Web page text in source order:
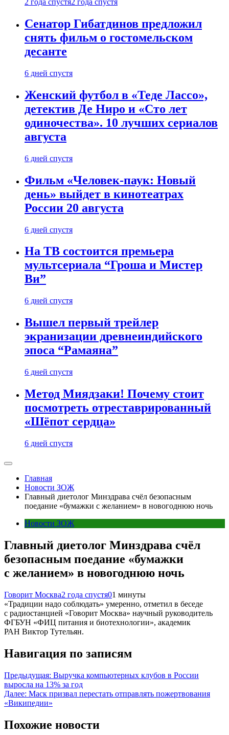
2 года спустя2 года спустя
Сенатор Гибатдинов предложил
снять фильм о гостомельском
десанте
6 дней спустя
Женский футбол в «Теде Лассо»,
детектив Де Ниро и «Сто лет
одиночества». 10 лучших сериалов
августа
6 дней спустя
Фильм «Человек-паук: Новый
день» выйдет в кинотеатрах
России 20 августа
6 дней спустя
На ТВ состоится премьера
мультсериала “Гроша и Мистер
Ви”
6 дней спустя
Вышел первый трейлер
экранизации древнеиндийского
эпоса “Рамаяна”
6 дней спустя
Метод Миядзаки! Почему стоит
посмотреть отреставрированный
«Шёпот сердца»
6 дней спустя
Главная
Новости ЗОЖ
Главный диетолог Минздрава счёл безопасным
поедание «бумажки с желанием» в новогоднюю ночь
Новости ЗОЖ
Главный диетолог Минздрава счёл
безопасным поедание «бумажки
с желанием» в новогоднюю ночь
Говорит Москва2 года спустя01 минуты
«Традиции надо соблюдать» умеренно, отметил в беседе
с радиостанцией «Говорит Москва» научный руководитель
ФГБУН «ФИЦ питания и биотехнологии», академик
РАН Виктор Тутельян.
Навигация по записям
Предыдущая: Выручка компьютерных клубов в России
выросла на 13% за год
Далее: Маск призвал перестать отправлять пожертвования
«Википедии»
Похожие новости